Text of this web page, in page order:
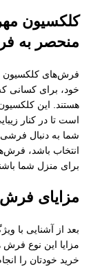
کلکسیون
منحصر به
فرش‌های کلکسیون
خود، برای کسانی
هستند. این
است تا در کنار
شما به دنبال
انتخاب باشد،
برای منزل شما
مزایای فرش 1500 شانه
مزایا این نوع فرش
خرید خودتان را